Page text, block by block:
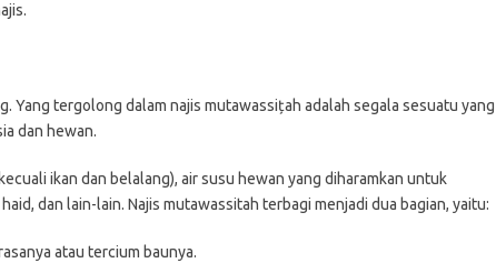
Yang tergolong dalam najis mutawassițah adalah segala sesuatu yang
dan hewan.
ikan dan belalang), air susu hewan yang diharamkan untuk
dan lain-lain. Najis mutawassitah terbagi menjadi dua bagian, yaitu:
atau tercium baunya.